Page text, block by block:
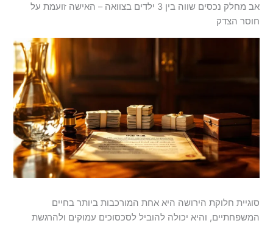
אב מחלק נכסים שווה בין 3 ילדים בצוואה – האישה זועמת על
חוסר הצדק
סוגיית חלוקת הירושה היא אחת המורכבות ביותר בחיים
המשפחתיים, והיא יכולה להוביל לסכסוכים עמוקים ולהרגשת